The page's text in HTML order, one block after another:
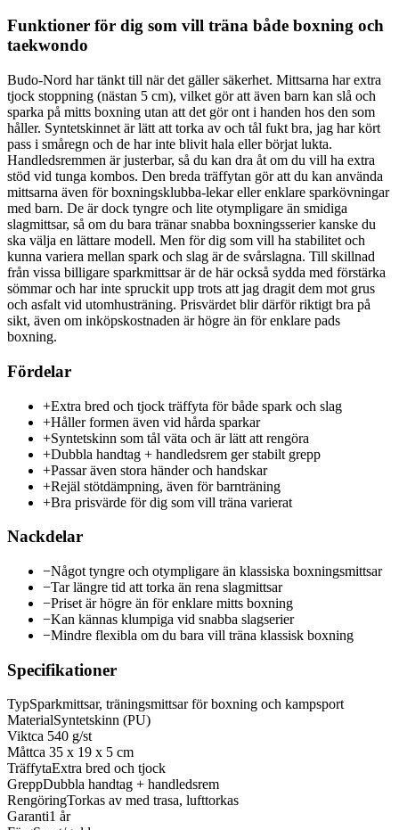
Funktioner för dig som vill träna både boxning och
taekwondo
Budo-Nord har tänkt till när det gäller säkerhet. Mittsarna har extra
tjock stoppning (nästan 5 cm), vilket gör att även barn kan slå och
sparka på mitts boxning utan att det gör ont i handen hos den som
håller. Syntetskinnet är lätt att torka av och tål fukt bra, jag har kört
pass i småregn och de har inte blivit hala eller börjat lukta.
Handledsremmen är justerbar, så du kan dra åt om du vill ha extra
stöd vid tunga kombos. Den breda träffytan gör att du kan använda
mittsarna även för boxningsklubba-lekar eller enklare sparkövningar
med barn. De är dock tyngre och lite otympligare än smidiga
slagmittsar, så om du bara tränar snabba boxningsserier kanske du
ska välja en lättare modell. Men för dig som vill ha stabilitet och
kunna variera mellan spark och slag är de svårslagna. Till skillnad
från vissa billigare sparkmittsar är de här också sydda med förstärka
sömmar och har inte spruckit upp trots att jag dragit dem mot grus
och asfalt vid utomhusträning. Prisvärdet blir därför riktigt bra på
sikt, även om inköpskostnaden är högre än för enklare pads
boxning.
Fördelar
+Extra bred och tjock träffyta för både spark och slag
+Håller formen även vid hårda sparkar
+Syntetskinn som tål väta och är lätt att rengöra
+Dubbla handtag + handledsrem ger stabilt grepp
+Passar även stora händer och handskar
+Rejäl stötdämpning, även för barnträning
+Bra prisvärde för dig som vill träna varierat
Nackdelar
−Något tyngre och otympligare än klassiska boxningsmittsar
−Tar längre tid att torka än rena slagmittsar
−Priset är högre än för enklare mitts boxning
−Kan kännas klumpiga vid snabba slagserier
−Mindre flexibla om du bara vill träna klassisk boxning
Specifikationer
TypSparkmittsar, träningsmittsar för boxning och kampsport
MaterialSyntetskinn (PU)
Viktca 540 g/st
Måttca 35 x 19 x 5 cm
TräffytaExtra bred och tjock
GreppDubbla handtag + handledsrem
RengöringTorkas av med trasa, lufttorkas
Garanti1 år